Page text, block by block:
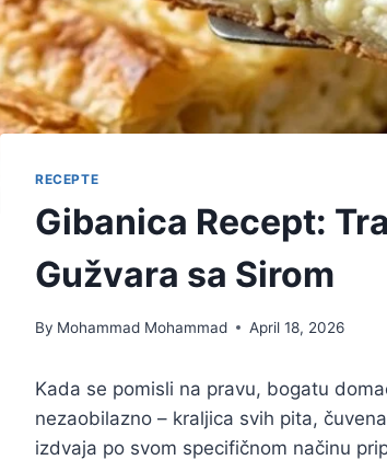
RECEPTE
Gibanica Recept:
Gužvara sa Sirom
By Mohammad Mohammad April 18, 2026
Kada se pomisli na pravu, bogatu
nezaobilazno – kraljica svih pita,
izdvaja po svom specifičnom načinu